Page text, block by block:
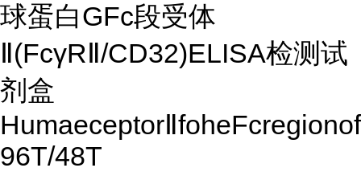
球蛋白GFc段受体
Ⅱ(FcγRⅡ/CD32)ELISA检测试
剂盒
96T/48T